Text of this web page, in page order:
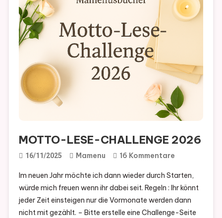
MOTTO-LESE-CHALLENGE 2026
16/11/2025 Mamenu 16 KommentareZu
LESE-
CHALLENGE
2026
Im neuen Jahr möchte ich dann wieder durch Starten,
würde mich freuen wenn ihr dabei seit. Regeln : Ihr könnt
jeder Zeit einsteigen nur die Vormonate werden dann
nicht mit gezählt. – Bitte erstelle eine Challenge-Seite